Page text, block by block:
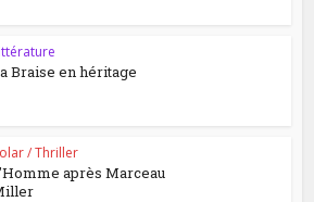
Braise en héritage
/ Thriller
après Marceau